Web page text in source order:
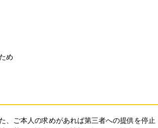
め
、ご本人の求めがあれば第三者への提供を停止